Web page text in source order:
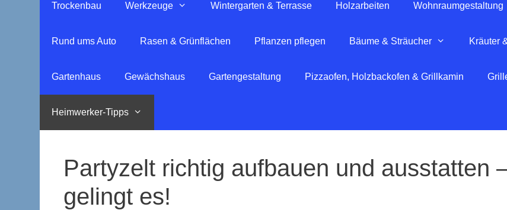
Trockenbau Werkzeuge Wintergarten & Terrasse Holzarbeiten Wohnraumgestaltung
Rund ums Auto Rasen & Grünflächen Pflanzen pflegen Bäume & Sträucher Kräuter
Gartenhaus Gewächshaus Gartengestaltung Pizzaofen, Holzbackofen & Grillkamin
Heimwerker-Tipps
Partyzelt richtig aufbauen und ausstatten
gelingt es!